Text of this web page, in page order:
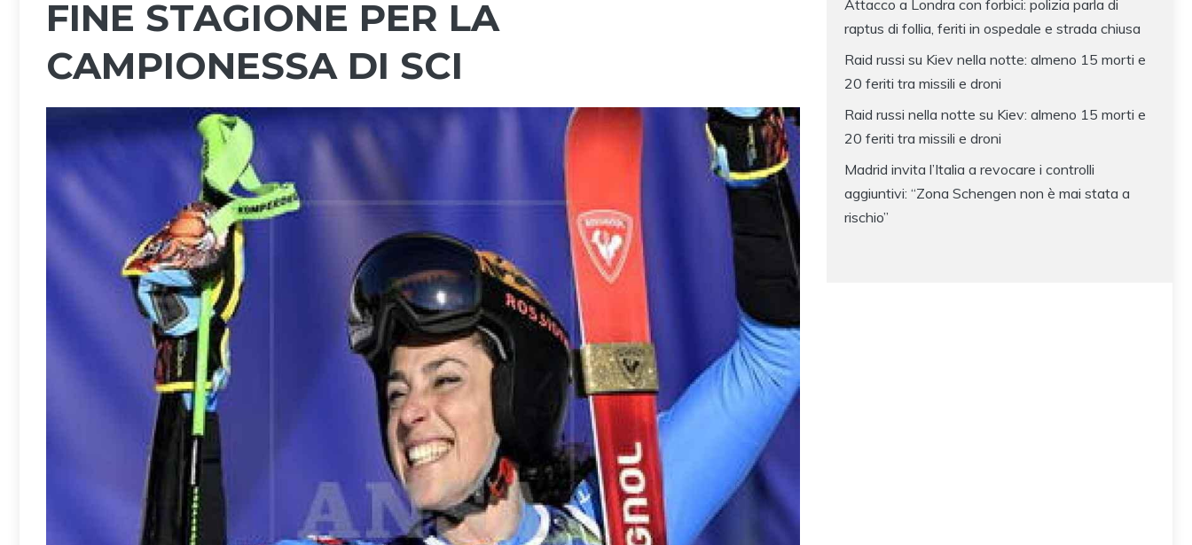
FINE STAGIONE PER LA
CAMPIONESSA DI SCI
Attacco a Londra con forbici: polizia parla di
raptus di follia, feriti in ospedale e strada chiusa
Raid russi su Kiev nella notte: almeno 15 morti e
20 feriti tra missili e droni
Raid russi nella notte su Kiev: almeno 15 morti e
20 feriti tra missili e droni
Madrid invita l’Italia a revocare i controlli
aggiuntivi: “Zona Schengen non è mai stata a
rischio”